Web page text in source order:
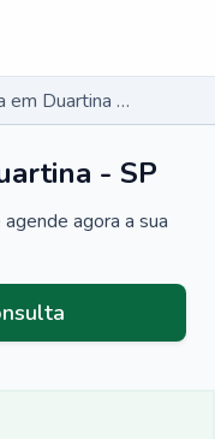
Cardiologista em Duartina - SP
- SP
agora a sua